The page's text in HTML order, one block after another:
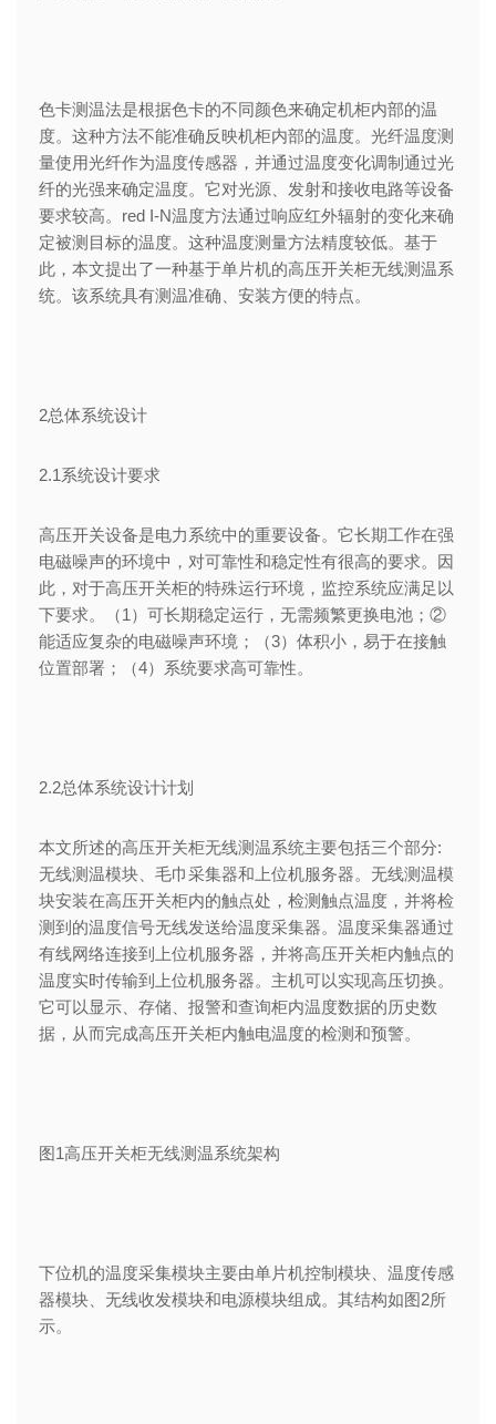
色卡测温法是根据色卡的不同颜色来确定机柜内部的温
度。这种方法不能准确反映机柜内部的温度。光纤温度测
量使用光纤作为温度传感器，并通过温度变化调制通过光
纤的光强来确定温度。它对光源、发射和接收电路等设备
要求较高。red I-N温度方法通过响应红外辐射的变化来确
定被测目标的温度。这种温度测量方法精度较低。基于
此，本文提出了一种基于单片机的高压开关柜无线测温系
统。该系统具有测温准确、安装方便的特点。
2总体系统设计
2.1系统设计要求
高压开关设备是电力系统中的重要设备。它长期工作在强
电磁噪声的环境中，对可靠性和稳定性有很高的要求。因
此，对于高压开关柜的特殊运行环境，监控系统应满足以
下要求。（1）可长期稳定运行，无需频繁更换电池；②
能适应复杂的电磁噪声环境；（3）体积小，易于在接触
位置部署；（4）系统要求高可靠性。
2.2总体系统设计计划
本文所述的高压开关柜无线测温系统主要包括三个部分:
无线测温模块、毛巾采集器和上位机服务器。无线测温模
块安装在高压开关柜内的触点处，检测触点温度，并将检
测到的温度信号无线发送给温度采集器。温度采集器通过
有线网络连接到上位机服务器，并将高压开关柜内触点的
温度实时传输到上位机服务器。主机可以实现高压切换。
它可以显示、存储、报警和查询柜内温度数据的历史数
据，从而完成高压开关柜内触电温度的检测和预警。
图1高压开关柜无线测温系统架构
下位机的温度采集模块主要由单片机控制模块、温度传感
器模块、无线收发模块和电源模块组成。其结构如图2所
示。